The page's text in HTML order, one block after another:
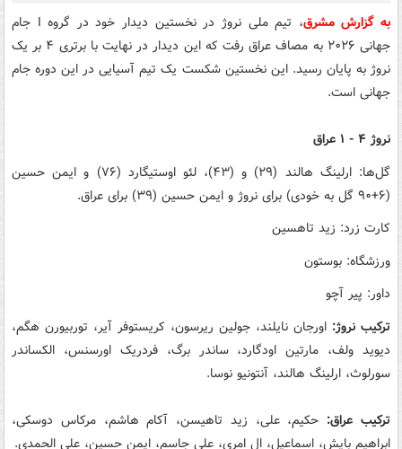
به گزارش مشرق
، تیم ملی نروژ در نخستین دیدار خود در گروه I جام
جهانی ۲۰۲۶ به مصاف عراق رفت که این دیدار در نهایت با برتری ۴ بر یک
نروژ به پایان رسید. این نخستین شکست یک تیم آسیایی در این دوره جام
جهانی است.
نروژ ۴ - ۱ عراق
گل‌ها: ارلینگ هالند (۲۹) و (۴۳)، لئو اوستیگارد (۷۶) و ایمن حسین
(۶+۹۰ گل به خودی) برای نروژ و ایمن حسین (۳۹) برای عراق.
کارت زرد: زید تاهسین
ورزشگاه: بوستون
داور: پیر آچو
ترکیب نروژ: اورجان نایلند، جولین ریرسون، کریستوفر آیر، توربیورن هگم،
دیوید ولف، مارتین اودگارد، ساندر برگ، فردریک اورسنس، الکساندر
سورلوث، ارلینگ هالند، آنتونیو نوسا.
ترکیب عراق: حکیم، علی، زید تاهیسن، آکام هاشم، مرکاس دوسکی،
ابراهیم بایش، اسماعیل، ال امری، علی جاسم، ایمن حسین، علی الحمدی.